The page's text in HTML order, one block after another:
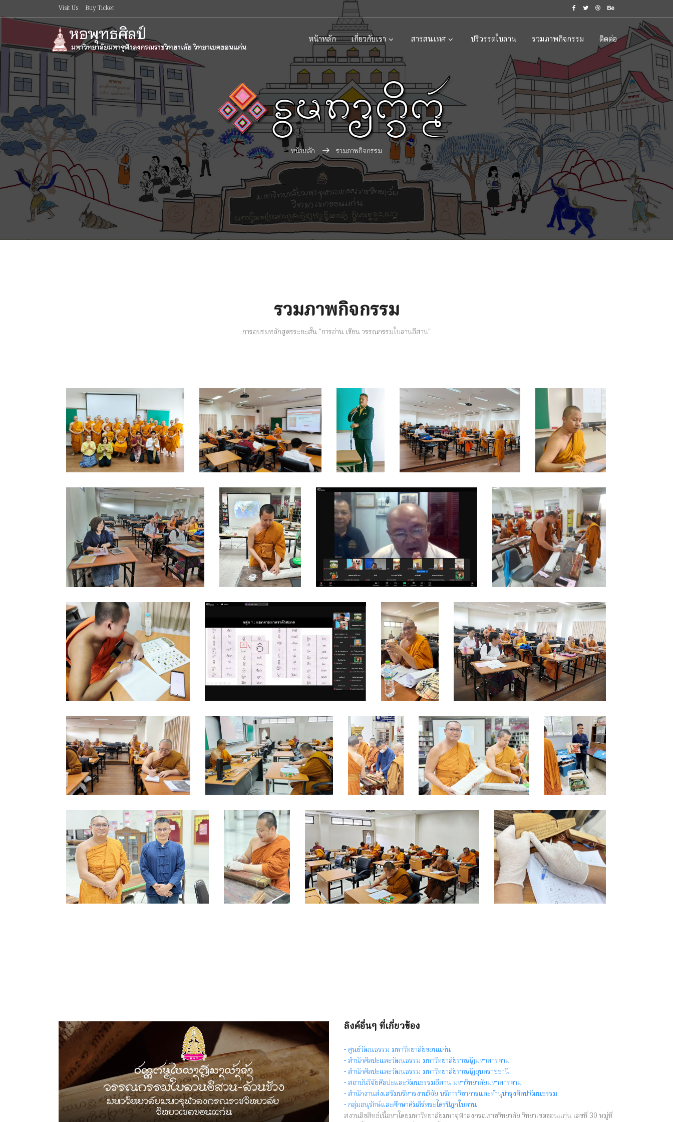
Visit Us Buy Ticket
หน้าหลัก เกี่ยวกับเรา สารสนเทศ ปริวรรตใบลาน รวมภาพกิจกรรม ติดต่อ
หน้าหลัก รวมภาพกิจกรรม
รวมภาพกิจกรรม
การอบรมหลักสูตรระยะสั้น "การอ่าน เขียน วรรณกรรมใบลานอีสาน"
ลิงค์อื่นๆ ที่เกี่ยวข้อง
- ศูนย์วัฒนธรรม มหาวิทยาลัยขอนแก่น
- สำนักศิลปะและวัฒนธรรม มหาวิทยาลัยราชภัฏมหาสารคาม
- สำนักศิลปะและวัฒนธรรม มหาวิทยาลัยราชภัฏอุบลราชธานี.
- สถาบันวิจัยศิลปะและวัฒนธรรมอีสาน มหาวิทยาลัยมหาสารคาม
- สำนักงานส่งเสริมบริหารงานวิจัย บริการวิชาการและทำนุบำรุงศิลปวัฒนธรรม
- กลุ่มอนุรักษ์และศึกษาคัมภีร์พระไตรปิฎกใบลาน
สงวนลิขสิทธ์เนื้อหาโดยมหาวิทยาลัยมหาจุฬาลงกรณราชวิทยาลัย วิทยาเขตขอนแก่น เลขที่ 30 หมู่ที่